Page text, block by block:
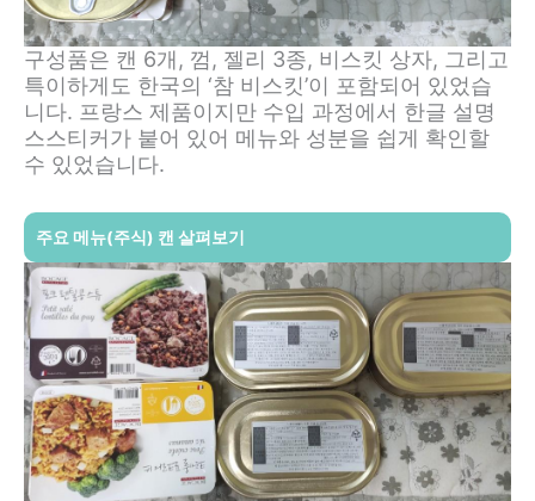
구성품은 캔 6개, 껌, 젤리 3종, 비스킷 상자, 그리고
특이하게도 한국의 ‘참 비스킷’이 포함되어 있었습
니다. 프랑스 제품이지만 수입 과정에서 한글 설명
스스티커가 붙어 있어 메뉴와 성분을 쉽게 확인할
수 있었습니다.
주요 메뉴(주식) 캔 살펴보기